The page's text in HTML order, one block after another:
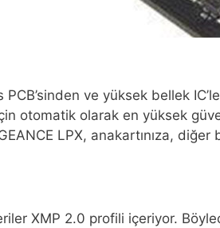
ve yüksek bellek
otomatik olarak en yüksek
LPX, anakartınıza,
XMP 2.0 profili içeriyor.